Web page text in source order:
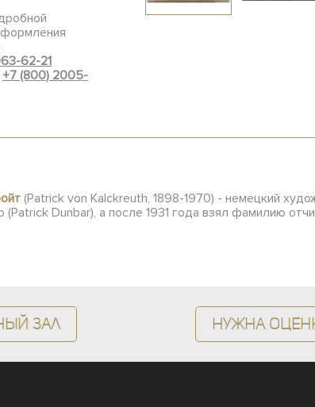
62-21
+7 (800) 2005-
(Patrick von Kalckreuth, 1898-1970) - немецкий
(Patrick Dunbar), а после 1931 года взял фамилию
зал Нужна